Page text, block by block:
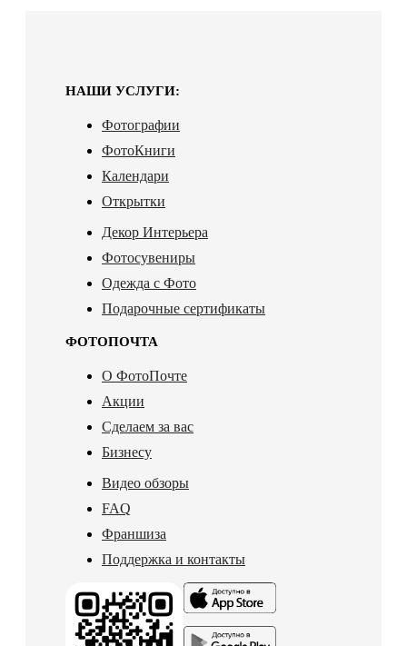
НАШИ УСЛУГИ:
Фотографии
ФотоКниги
Календари
Открытки
Декор Интерьера
Фотосувениры
Одежда с Фото
Подарочные сертификаты
ФОТОПОЧТА
О ФотоПочте
Акции
Сделаем за вас
Бизнесу
Видео обзоры
FAQ
Франшиза
Поддержка и контакты